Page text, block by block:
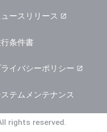
ースリリース
条件書
イバシーポリシー
ステムメンテナンス
rights reserved.